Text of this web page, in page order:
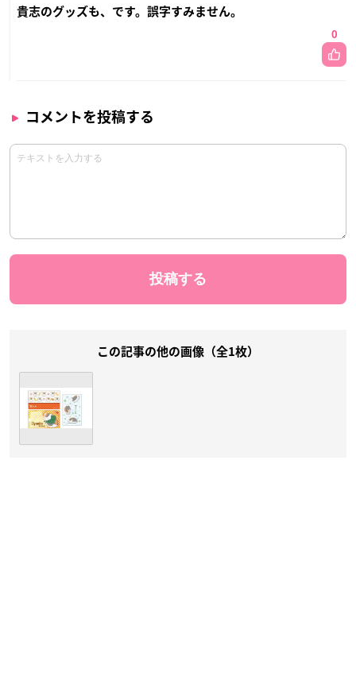
貴志のグッズも、です。誤字すみません。
0
コメントを投稿する
この記事の他の画像（全1枚）